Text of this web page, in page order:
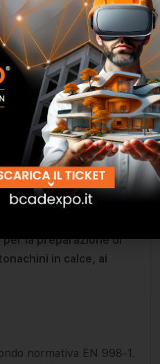
tra le varie passate
per 2-3 minuti, con
la malta per
di almeno 2 cm.
di ST12
dell’intonaco, rende
per la preparazione di
in calce, ai
normativa EN 998-1.